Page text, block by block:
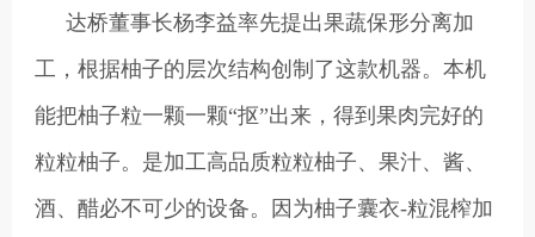
达桥董事长杨李益率先提出果蔬保形分离加
工，根据柚子的层次结构创制了这款机器。本机
能把柚子粒一颗一颗“抠”出来，得到果肉完好的
粒粒柚子。是加工高品质粒粒柚子、果汁、酱、
酒、醋必不可少的设备。因为柚子囊衣-粒混榨加